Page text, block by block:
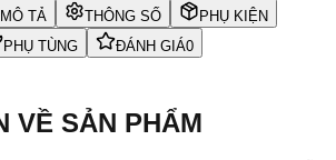
MÔ TẢ THÔNG SỐ
PHỤ KIỆN
PHỤ TÙNG ĐÁNH GIÁ0
VỀ SẢN PHẨM